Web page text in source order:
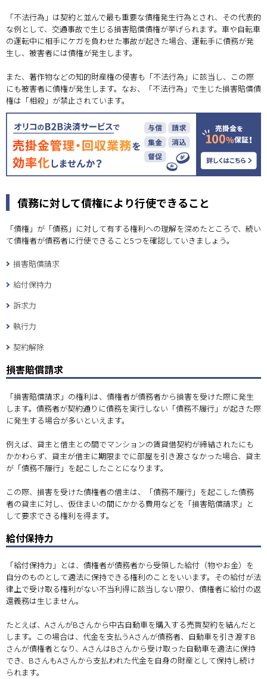
「不法行為」は契約と並んで最も重要な債権発生行為とされ、その代表的
な例として、交通事故で生じる損害賠償債権が挙げられます。車や自転車
の運転中に相手にケガを負わせた事故が起きた場合、運転手に債務が発
生し、被害者には債権が発生します。
また、著作物などの知的財産権の侵害も「不法行為」に該当し、この際
にも被害者に債権が発生します。なお、「不法行為」で生じた損害賠償債
権は「相殺」が禁止されています。
債務に対して債権により行使できること
「債権」が「債務」に対して有する権利への理解を深めたところで、続い
て債権者が債務者に行使できること5つを確認していきましょう。
損害賠償請求
給付保持力
訴求力
執行力
契約解除
損害賠償請求
「損害賠償請求」の権利は、債権者が債務者から損害を受けた際に発生
します。債務者が契約通りに債務を実行しない「債務不履行」が起きた際
に発生する場合が多いといえます。
例えば、貸主と借主との間でマンションの賃貸借契約が締結されたにも
かかわらず、貸主が借主に期限までに部屋を引き渡さなかった場合、貸主
が「債務不履行」を起こしたことになります。
この際、損害を受けた債権者の借主は、「債務不履行」を起こした債務
者の貸主に対し、仮住まいの間にかかる費用などを「損害賠償請求」と
して要求できる権利を得ます。
給付保持力
「給付保持力」とは、債権者が債務者から受領した給付（物やお金）を
自分のものとして適法に保持できる権利のことをいいます。その給付が法
律上で受け取る権利がない不当利得に該当しない限り、債権者に給付の返
還義務は生じません。
たとえば、AさんがBさんから中古自動車を購入する売買契約を結んだと
します。この場合は、代金を支払うAさんが債務者、自動車を引き渡すB
さんが債権者となり、AさんはBさんから受け取った自動車を適法に保持
でき、BさんもAさんから支払われた代金を自身の財産として保持し続け
られます。